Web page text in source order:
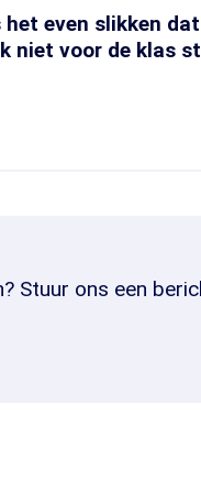
even slikken
niet voor de klas
Stuur ons een